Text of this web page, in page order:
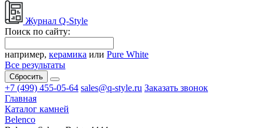
Журнал Q-Style
Поиск по сайту:
например, керамика или Pure White
Все результаты
Сбросить
+7 (499) 455-05-64 sales@q-style.ru Заказать звонок
Главная
Каталог камней
Belenco